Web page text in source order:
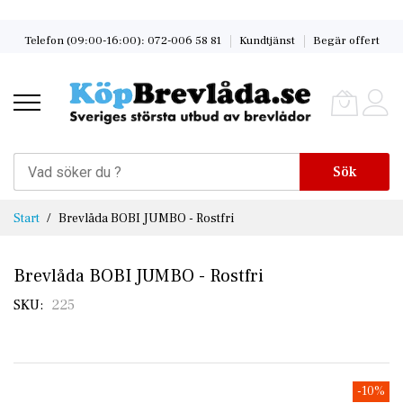
Telefon (09:00-16:00): 072-006 58 81 Kundtjänst Begär offert
Sök
Start Brevlåda BOBI JUMBO - Rostfri
Brevlåda BOBI JUMBO - Rostfri
SKU 225
-10%